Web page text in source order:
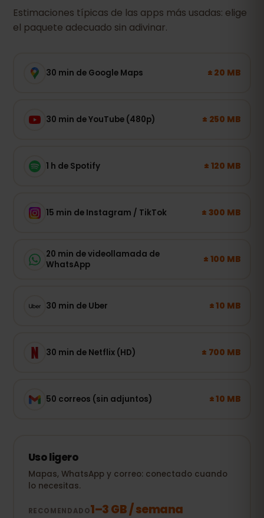
Estimaciones típicas de las apps más usadas: elige
el paquete adecuado sin adivinar.
30 min de Google Maps ± 20 MB
30 min de YouTube (480p) ± 250 MB
1 h de Spotify ± 120 MB
15 min de Instagram / TikTok ± 300 MB
20 min de videollamada de
WhatsApp
± 100 MB
30 min de Uber ± 10 MB
30 min de Netflix (HD) ± 700 MB
50 correos (sin adjuntos) ± 10 MB
Uso ligero
Mapas, WhatsApp y correo: conectado cuando
lo necesitas.
RECOMENDADO1–3 GB / semana